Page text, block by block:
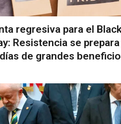
regresiva para el
Resistencia se
de grandes